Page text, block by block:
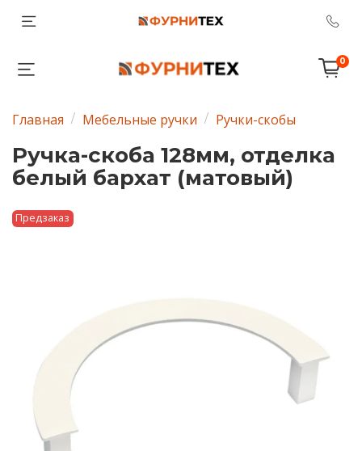
0
Главная Мебельные ручки Ручки-скобы
Ручка-скоба 128мм, отделка
белый бархат (матовый)
Предзаказ